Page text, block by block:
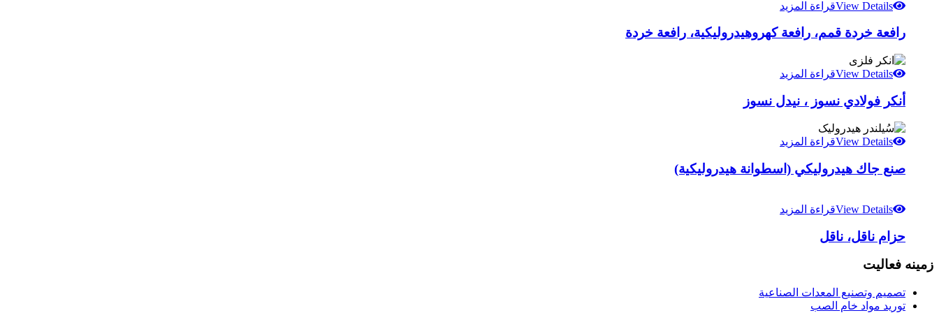
View Detailsقراءة المزيد
رافعة خردة قمم، رافعة كهروهيدروليكية، رافعة خردة
View Detailsقراءة المزيد
أنكر فولادي نسوز ، نيدل نسوز
View Detailsقراءة المزيد
صنع جاك هيدروليكي (اسطوانة هيدروليكية)
View Detailsقراءة المزيد
حزام ناقل، ناقل
زمینه فعالیت
تصميم وتصنيع المعدات الصناعية
توريد مواد خام الصب